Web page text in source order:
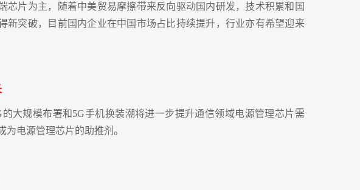
芯片为主，随着中美贸易摩擦带来反向驱动国内研发，技术积累和国
新突破，目前国内企业在中国市场占比持续提升，行业亦有希望迎来
大规模布署和5G手机换装潮将进一步提升通信领域电源管理芯片需
电源管理芯片的助推剂。